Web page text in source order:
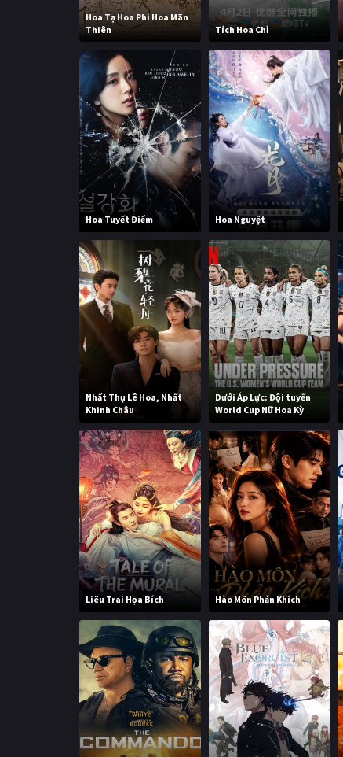
Hoa Tạ Hoa Phi Hoa Mãn
Thiên
Tích Hoa Chỉ
Hoa Tuyết Điểm Hoa Nguyệt
Nhất Thụ Lê Hoa, Nhất
Khinh Châu
Dưới Áp Lực: Đội tuyển
World Cup Nữ Hoa Kỳ
Liêu Trai Họa Bích Hào Môn Phản Khích